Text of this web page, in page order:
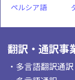
ペルシア語